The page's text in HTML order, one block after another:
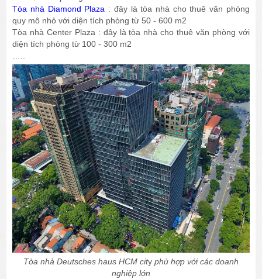
Tòa nhà Diamond Plaza : đây là tòa nhà cho thuê văn phòng
quy mô nhỏ với diện tích phòng từ 50 - 600 m2
Tòa nhà Center Plaza : đây là tòa nhà cho thuê văn phòng với
diện tích phòng từ 100 - 300 m2
Tòa nhà Deutsches haus HCM city phù hợp với các doanh
nghiệp lớn